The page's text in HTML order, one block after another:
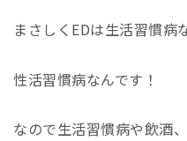
まさしくEDは生活習慣病
性活習慣病なんです！
なので生活習慣病や飲酒